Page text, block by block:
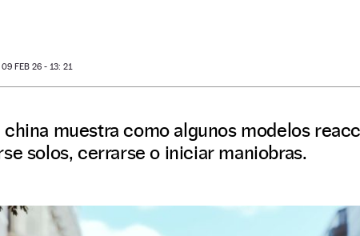
FEB 26 - 13: 21
china muestra como algunos modelos
solos, cerrarse o iniciar maniobras.